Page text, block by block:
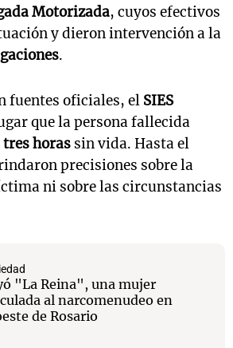
Motorizada, cuyos efectivos
y dieron intervención a la
.
fuentes oficiales, el SIES
que la persona fallecida
tres horas sin vida. Hasta el
precisiones sobre la
ni sobre las circunstancias
"La Reina", una mujer
al narcomenudeo en
de Rosario